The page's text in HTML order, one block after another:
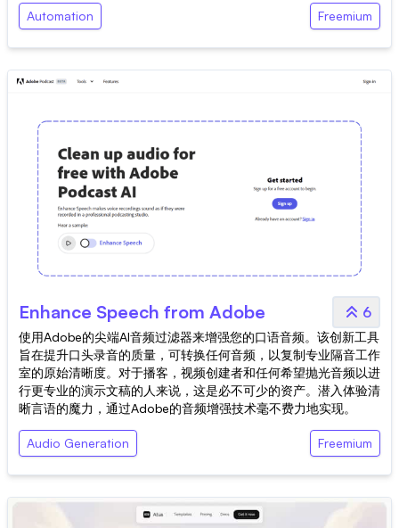
Automation Freemium
Enhance Speech from Adobe 6
使用Adobe的尖端AI音频过滤器来增强您的口语音频。该创新工具
旨在提升口头录音的质量，可转换任何音频，以复制专业隔音工作
室的原始清晰度。对于播客，视频创建者和任何希望抛光音频以进
行更专业的演示文稿的人来说，这是必不可少的资产。潜入体验清
晰言语的魔力，通过Adobe的音频增强技术毫不费力地实现。
Audio Generation Freemium